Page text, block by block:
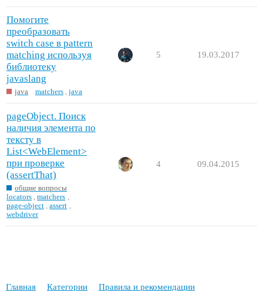
Помогите
преобразовать
switch case в pattern
matching используя
библиотеку
javaslang
java matchers ,java
5 19.03.2017
pageObject. Поиск
наличия элемента по
тексту в
List<WebElement>
при проверке
(assertThat)
общие вопросы
locators ,matchers
page-object ,assert
webdriver
4 09.04.2015
Главная Категории Правила и рекомендации